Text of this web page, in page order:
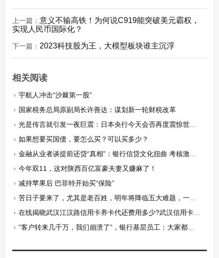
上一篇： 意义不输高铁！为何说C919能突破美元霸权，
实现人民币国际化？
下一篇： 2023科技股为王，大模型板块谁主沉浮
相关阅读
宇航人冲击“沙棘第一股”
国家税务总局原副局长许善达：谋划新一轮财税改革
光是传言就引发一夜巨震：日本央行今天会否再度震惊世界？
如果想要买国债，要怎么买？可以买多少？
金融从业者谈提前还贷“真相”：银行信贷文化扭曲 考核激励错位
今年双11，这对陕西百亿富豪夫妻又赚麻了！
减持苹果后 巴菲特开始买“保险”
苦日子要来了，尤其是老百姓，明年将降临五大难题，一个比一个闹心！
在线揭晓武汉江汉路信用卡养卡代还费用多少?武汉信用卡公司联系方式?（干货）
“客户转来几千万，我们崩溃了”，银行基层员工：大家都说累得想生娃